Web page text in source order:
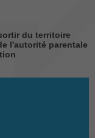
du territoire
l'autorité parentale